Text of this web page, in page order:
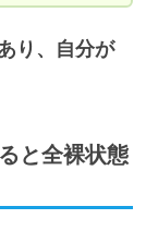
り、自分が
と全裸状態